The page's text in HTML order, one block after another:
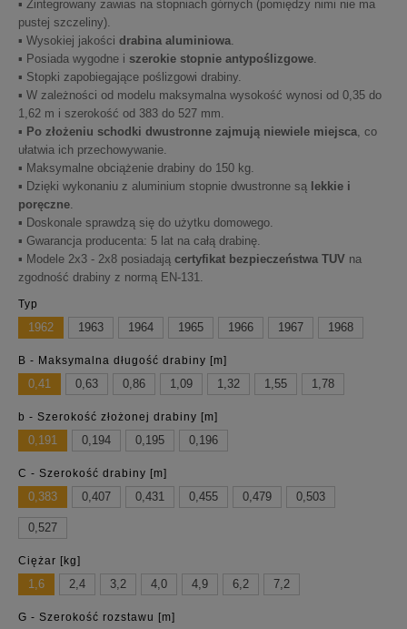
▪ Zintegrowany zawias na stopniach górnych (pomiędzy nimi nie ma
pustej szczeliny).
▪ Wysokiej jakości drabina aluminiowa.
▪ Posiada wygodne i szerokie stopnie antypoślizgowe.
▪ Stopki zapobiegające poślizgowi drabiny.
▪ W zależności od modelu maksymalna wysokość wynosi od 0,35 do
1,62 m i szerokość od 383 do 527 mm.
▪ Po złożeniu schodki dwustronne zajmują niewiele miejsca, co
ułatwia ich przechowywanie.
▪ Maksymalne obciążenie drabiny do 150 kg.
▪ Dzięki wykonaniu z aluminium stopnie dwustronne są lekkie i
poręczne.
▪ Doskonale sprawdzą się do użytku domowego.
▪ Gwarancja producenta: 5 lat na całą drabinę.
▪ Modele 2x3 - 2x8 posiadają certyfikat bezpieczeństwa TUV na
zgodność drabiny z normą EN-131.
Typ
1962 1963 1964 1965 1966 1967 1968
B - Maksymalna długość drabiny [m]
0,41 0,63 0,86 1,09 1,32 1,55 1,78
b - Szerokość złożonej drabiny [m]
0,191 0,194 0,195 0,196
C - Szerokość drabiny [m]
0,383 0,407 0,431 0,455 0,479 0,503
0,527
Ciężar [kg]
1,6 2,4 3,2 4,0 4,9 6,2 7,2
G - Szerokość rozstawu [m]